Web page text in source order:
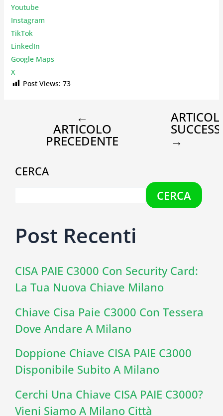
Youtube
Instagram
TikTok
LinkedIn
Google Maps
X
Post Views: 73
←
ARTICOLO
PRECEDENTE →
CERCA
CERCA
Post Recenti
CISA PAIE C3000 Con Security Card:
La Tua Nuova Chiave Milano
Chiave Cisa Paie C3000 Con Tessera
Dove Andare A Milano
Doppione Chiave CISA PAIE C3000
Disponibile Subito A Milano
Cerchi Una Chiave CISA PAIE C3000?
Vieni Siamo A Milano Città